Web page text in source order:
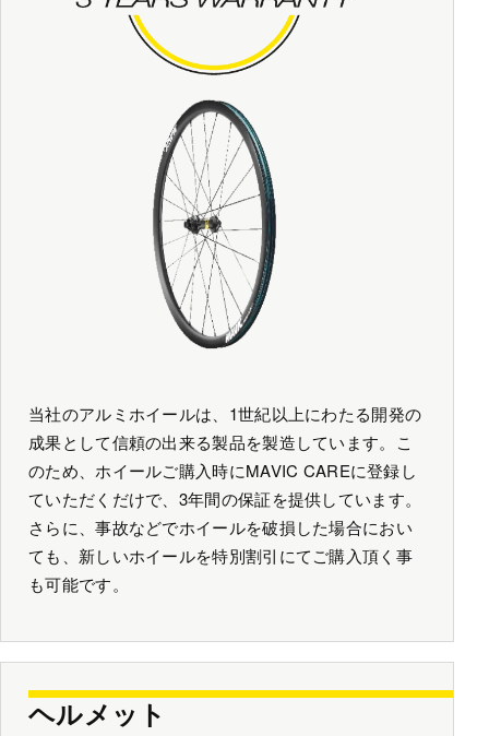
当社のアルミホイールは、1世紀以上にわたる開発の
成果として信頼の出来る製品を製造しています。こ
のため、ホイールご購入時にMAVIC CAREに登録し
ていただくだけで、3年間の保証を提供しています。
さらに、事故などでホイールを破損した場合におい
ても、新しいホイールを特別割引にてご購入頂く事
も可能です。
ヘルメット